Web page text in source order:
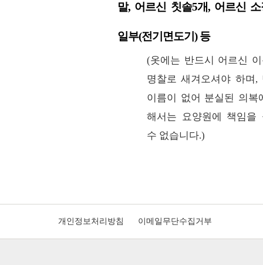
말, 어르신 칫솔5개, 어르신 소
일부(전기면도기) 등
(옷에는 반드시 어르신
명찰로 새겨오셔야 하며,
이름이 없어 분실된 의복
해서는 요양원에 책임을
수 없습니다.)
개인정보처리방침 이메일무단수집거부